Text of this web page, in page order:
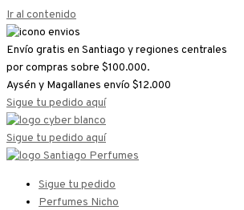
Ir al contenido
Envío gratis en Santiago y regiones centrales
por compras sobre $100.000.
Aysén y Magallanes envío $12.000
Sigue tu pedido aquí
Sigue tu pedido aquí
Sigue tu pedido
Perfumes Nicho